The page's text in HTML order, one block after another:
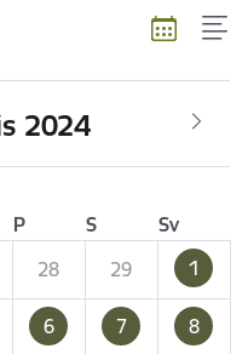
2024
P S
Sv
28 29 1
6 7 8